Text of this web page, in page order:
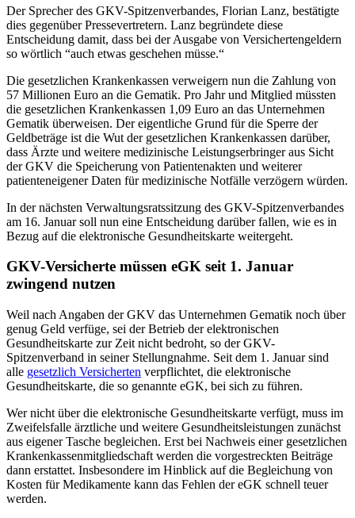
Der Sprecher des GKV-Spitzenverbandes, Florian Lanz, bestätigte
dies gegenüber Pressevertretern. Lanz begründete diese
Entscheidung damit, dass bei der Ausgabe von Versichertengeldern
so wörtlich “auch etwas geschehen müsse.“
Die gesetzlichen Krankenkassen verweigern nun die Zahlung von
57 Millionen Euro an die Gematik. Pro Jahr und Mitglied müssten
die gesetzlichen Krankenkassen 1,09 Euro an das Unternehmen
Gematik überweisen. Der eigentliche Grund für die Sperre der
Geldbeträge ist die Wut der gesetzlichen Krankenkassen darüber,
dass Ärzte und weitere medizinische Leistungserbringer aus Sicht
der GKV die Speicherung von Patientenakten und weiterer
patienteneigener Daten für medizinische Notfälle verzögern würden.
In der nächsten Verwaltungsratssitzung des GKV-Spitzenverbandes
am 16. Januar soll nun eine Entscheidung darüber fallen, wie es in
Bezug auf die elektronische Gesundheitskarte weitergeht.
GKV-Versicherte müssen eGK seit 1. Januar
zwingend nutzen
Weil nach Angaben der GKV das Unternehmen Gematik noch über
genug Geld verfüge, sei der Betrieb der elektronischen
Gesundheitskarte zur Zeit nicht bedroht, so der GKV-
Spitzenverband in seiner Stellungnahme. Seit dem 1. Januar sind
alle gesetzlich Versicherten verpflichtet, die elektronische
Gesundheitskarte, die so genannte eGK, bei sich zu führen.
Wer nicht über die elektronische Gesundheitskarte verfügt, muss im
Zweifelsfalle ärztliche und weitere Gesundheitsleistungen zunächst
aus eigener Tasche begleichen. Erst bei Nachweis einer gesetzlichen
Krankenkassenmitgliedschaft werden die vorgestreckten Beiträge
dann erstattet. Insbesondere im Hinblick auf die Begleichung von
Kosten für Medikamente kann das Fehlen der eGK schnell teuer
werden.